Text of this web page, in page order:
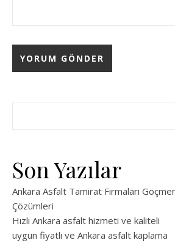
Son Yazılar
Ankara Asfalt Tamirat Firmaları
Çözümleri
Hızlı Ankara asfalt hizmeti ve kaliteli
uygun fiyatlı ve Ankara asfalt kaplama